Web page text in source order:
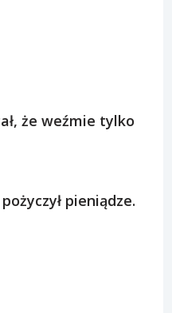
że weźmie tylko
pieniądze.